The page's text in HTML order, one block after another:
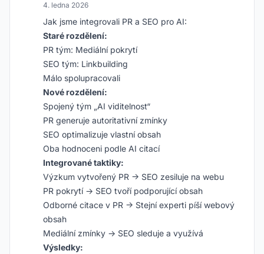
4. ledna 2026
Jak jsme integrovali PR a SEO pro AI:
Staré rozdělení:
PR tým: Mediální pokrytí
SEO tým: Linkbuilding
Málo spolupracovali
Nové rozdělení:
Spojený tým „AI viditelnost“
PR generuje autoritativní zmínky
SEO optimalizuje vlastní obsah
Oba hodnoceni podle AI citací
Integrované taktiky:
Výzkum vytvořený PR → SEO zesiluje na webu
PR pokrytí → SEO tvoří podporující obsah
Odborné citace v PR → Stejní experti píší webový
obsah
Mediální zmínky → SEO sleduje a využívá
Výsledky: